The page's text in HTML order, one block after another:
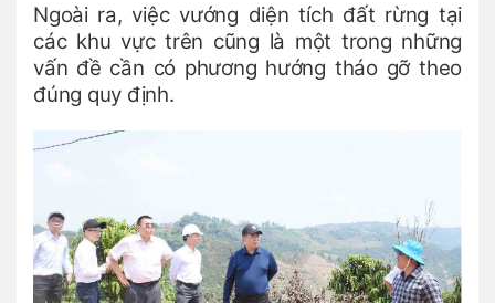
Ngoài ra, việc vướng diện tích đất rừng tại
các khu vực trên cũng là một trong những
vấn đề cần có phương hướng tháo gỡ theo
đúng quy định.